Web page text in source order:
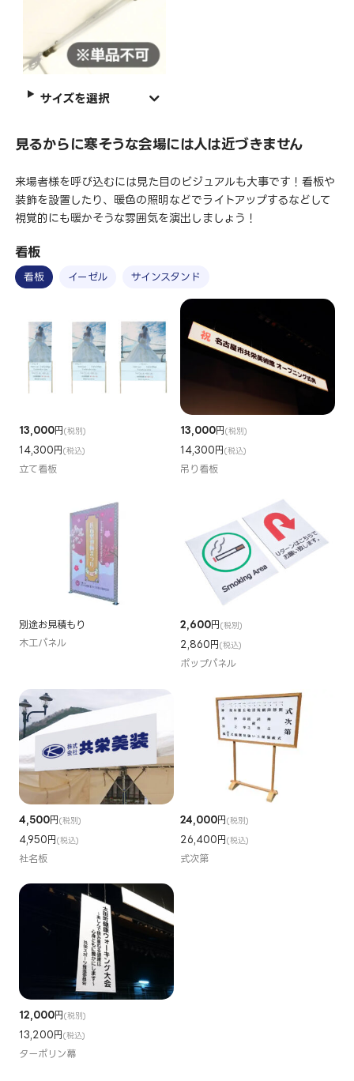
サイズを選択
見るからに寒そうな会場には人は近づきません
来場者様を呼び込むには見た目のビジュアルも大事です！看板や
装飾を設置したり、暖色の照明などでライトアップするなどして
視覚的にも暖かそうな雰囲気を演出しましょう！
看板
看板 イーゼル サインスタンド
13,000円(税別)
14,300円(税込)
立て看板
13,000円(税別)
14,300円(税込)
吊り看板
別途お見積もり
木工パネル
2,600円(税別)
2,860円(税込)
ポップパネル
4,500円(税別)
4,950円(税込)
社名板
24,000円(税別)
26,400円(税込)
式次第
12,000円(税別)
13,200円(税込)
ターポリン幕